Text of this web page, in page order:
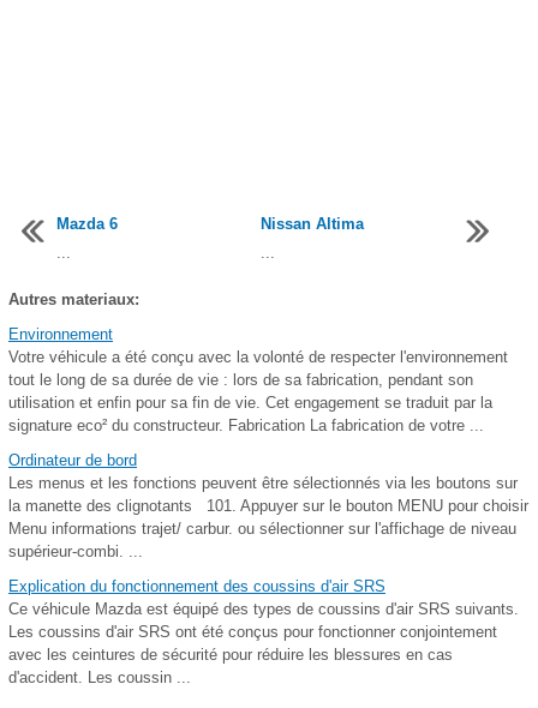
Mazda 6
...
Nissan Altima
...
Autres materiaux:
Environnement
Votre véhicule a été conçu avec la volonté de respecter l'environnement
tout le long de sa durée de vie : lors de sa fabrication, pendant son
utilisation et enfin pour sa fin de vie. Cet engagement se traduit par la
signature eco² du constructeur. Fabrication La fabrication de votre ...
Ordinateur de bord
Les menus et les fonctions peuvent être sélectionnés via les boutons sur
la manette des clignotants 101. Appuyer sur le bouton MENU pour choisir
Menu informations trajet/ carbur. ou sélectionner sur l'affichage de niveau
supérieur-combi. ...
Explication du fonctionnement des coussins d'air SRS
Ce véhicule Mazda est équipé des types de coussins d'air SRS suivants.
Les coussins d'air SRS ont été conçus pour fonctionner conjointement
avec les ceintures de sécurité pour réduire les blessures en cas
d'accident. Les coussin ...